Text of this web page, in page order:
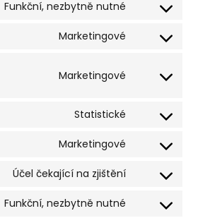
service
Funkční, nezbytně nutné
Consent
service
Marketingové
Consent
service
Marketingové
Consent
service
Statistické
Consent
service
Marketingové
Consent
service
Účel čekající na zjištění
Consent
service
Funkční, nezbytně nutné
Consent